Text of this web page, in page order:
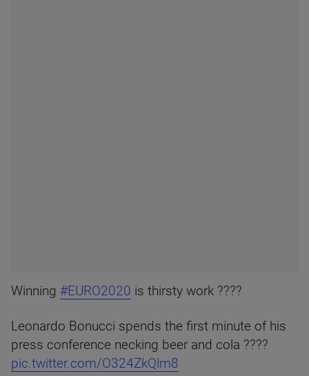
Winning #EURO2020 is thirsty work ????
Leonardo Bonucci spends the first minute of his
press conference necking beer and cola ????
pic.twitter.com/O324ZkQlm8